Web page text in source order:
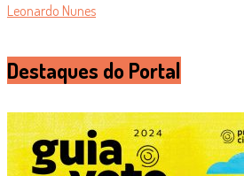
Leonardo Nunes
Destaques do Portal